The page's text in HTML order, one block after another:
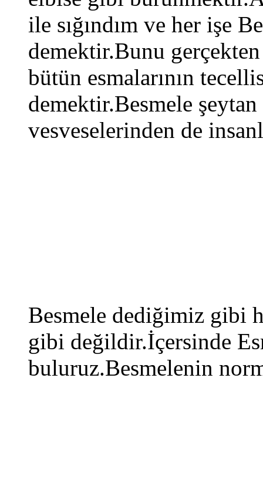
ile sığındım ve her işe
demektir.Bunu
bütün esmalarının
demektir.Besmele
vesveselerinden de
Besmele dediğimiz gibi
gibi değildir.İçersinde
buluruz.Besmelenin